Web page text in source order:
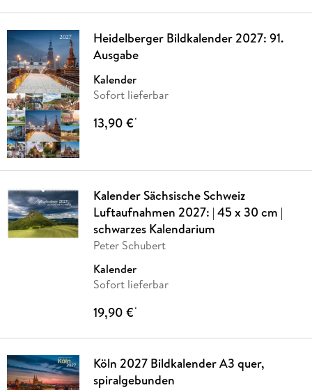
Heidelberger Bildkalender 2027: 91.
Ausgabe
Kalender
Sofort lieferbar
13,90 €*
Kalender Sächsische Schweiz
Luftaufnahmen 2027: | 45 x 30 cm |
schwarzes Kalendarium
Peter Schubert
Kalender
Sofort lieferbar
19,90 €*
Köln 2027 Bildkalender A3 quer,
spiralgebunden